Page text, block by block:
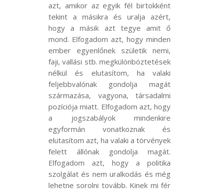
azt, amikor az egyik fél birtokként
tekint a másikra és uralja azért,
hogy a másik azt tegye amit ő
mond. Elfogadom azt, hogy minden
ember egyenlőnek születik nemi,
faji, vallási stb. megkülönböztetések
nélkül és elutasítom, ha valaki
feljebbvalónak gondolja magát
származása, vagyona, társadalmi
pozíciója miatt. Elfogadom azt, hogy
a jogszabályok mindenkire
egyformán vonatkoznak és
elutasítom azt, ha valaki a törvények
felett állónak gondolja magát.
Elfogadom azt, hogy a politika
szolgálat és nem uralkodás és még
lehetne sorolni tovább. Kinek mi fér